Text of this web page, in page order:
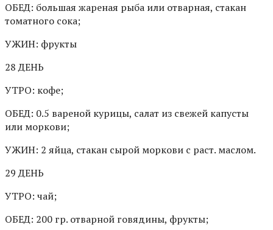
ОБЕД: большая жареная рыба или отварная, стакан
томатного сока;
УЖИН: фрукты
28 ДЕНЬ
УТРО: кофе;
ОБЕД: 0.5 вареной курицы, салат из свежей капусты
или моркови;
УЖИН: 2 яйца, стакан сырой моркови с раст. маслом.
29 ДЕНЬ
УТРО: чай;
ОБЕД: 200 гр. отварной говядины, фрукты;